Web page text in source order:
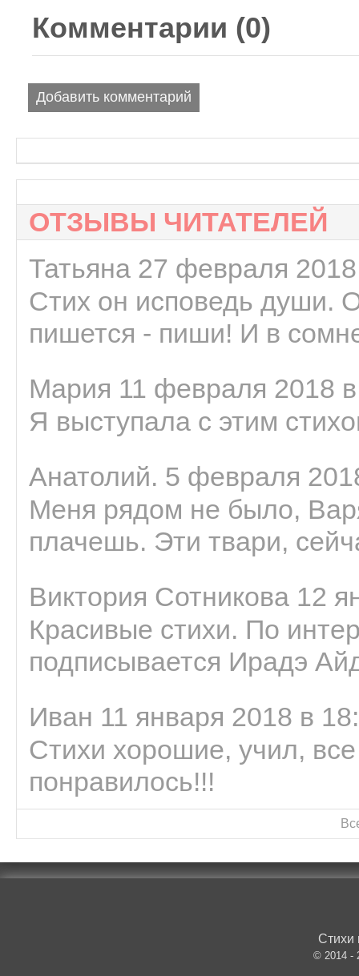
Комментарии (0)
Добавить комментарий
ОТЗЫВЫ ЧИТАТЕЛЕЙ
Татьяна 27 февраля
Стих он исповедь души.
пишется - пиши! И в
Мария 11 февраля 2018
Я выступала с этим
Анатолий. 5 февраля
Меня рядом не было,
плачешь. Эти твари,
Виктория Сотникова 12
Красивые стихи. По
подписывается Ирадэ
Иван 11 января 2018 в
Стихи хорошие, учил,
понравилось!!!
Стихи
© 2014 -